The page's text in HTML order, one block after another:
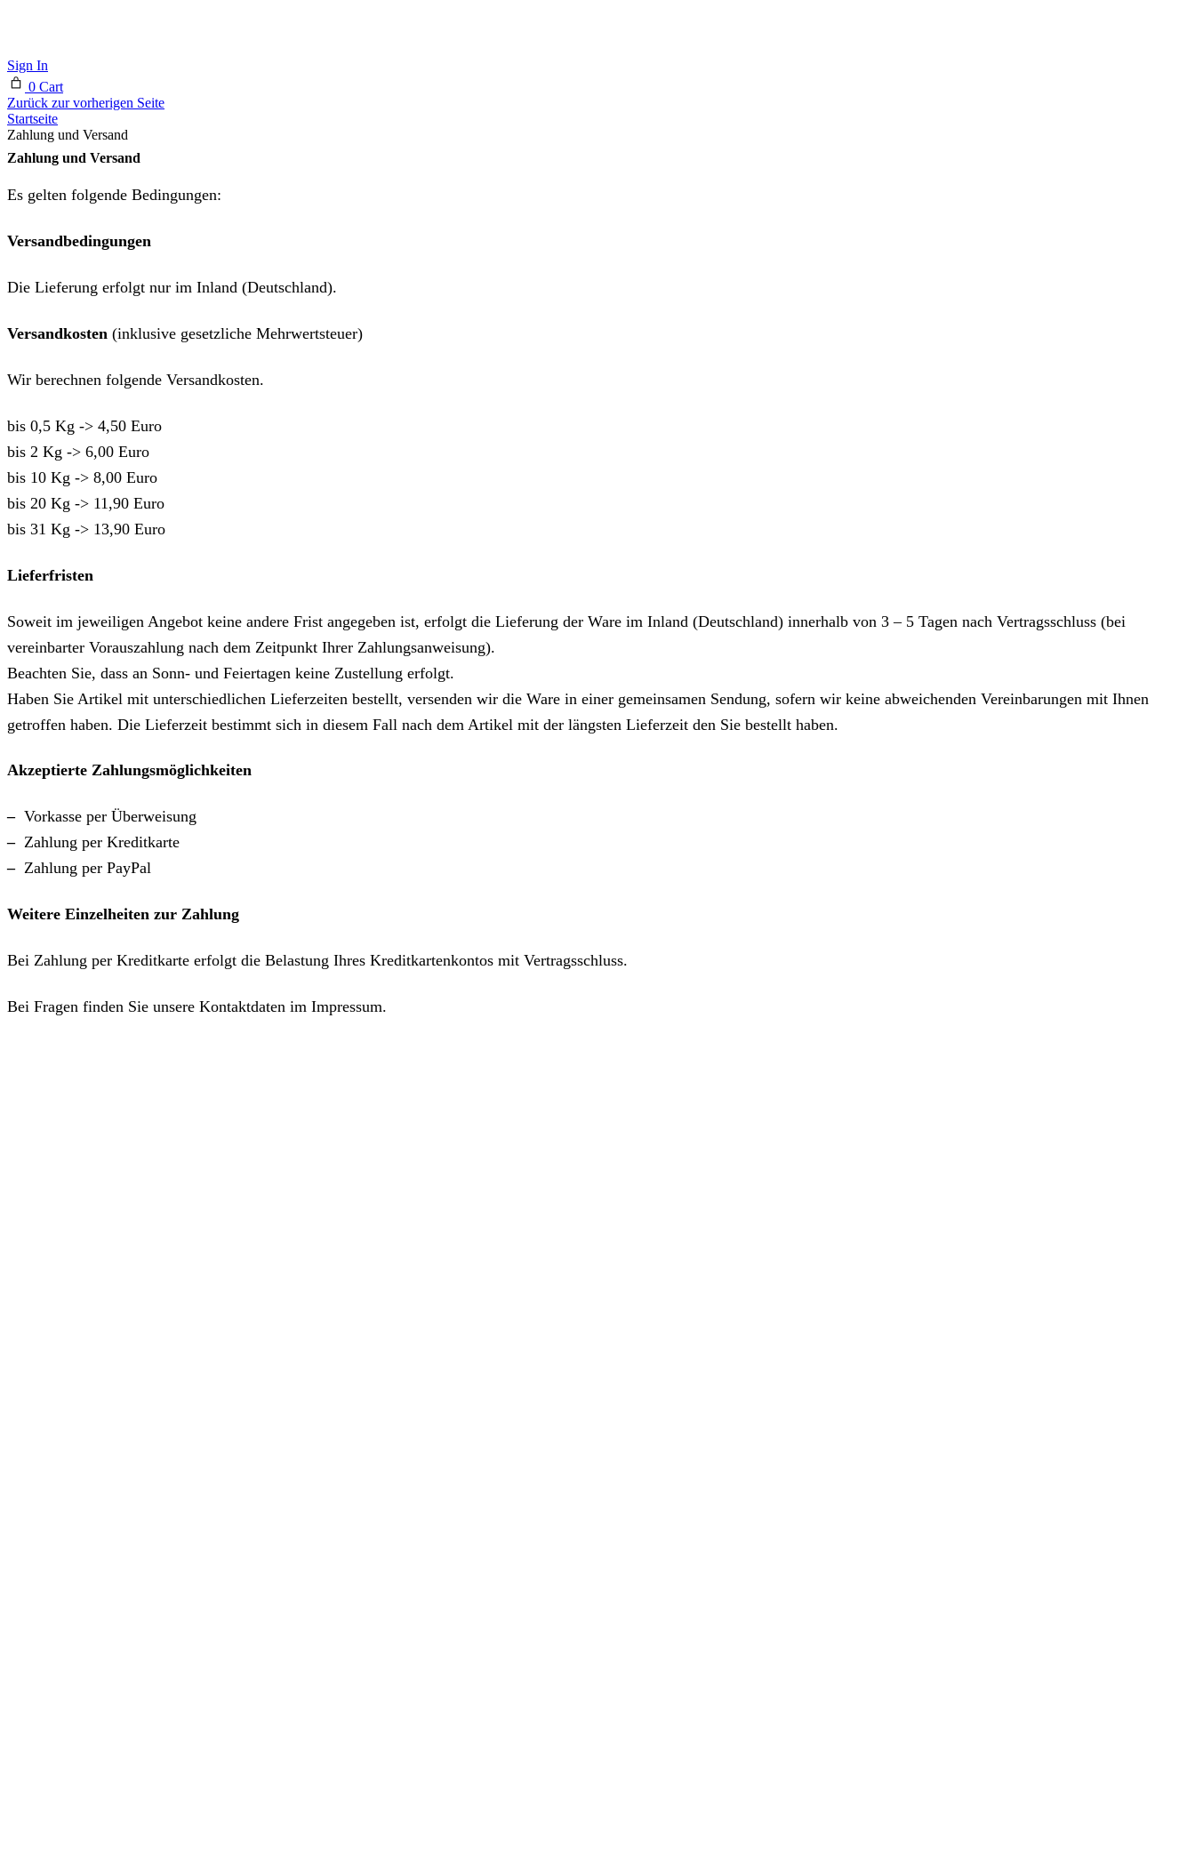
Sign In
0 Cart
Zurück zur vorherigen Seite
Startseite
Zahlung und Versand
Zahlung und Versand
Es gelten folgende Bedingungen:
Versandbedingungen
Die Lieferung erfolgt nur im Inland (Deutschland).
Versandkosten (inklusive gesetzliche Mehrwertsteuer)
Wir berechnen folgende Versandkosten.
bis 0,5 Kg -> 4,50 Euro
bis 2 Kg -> 6,00 Euro
bis 10 Kg -> 8,00 Euro
bis 20 Kg -> 11,90 Euro
bis 31 Kg -> 13,90 Euro
Lieferfristen
Soweit im jeweiligen Angebot keine andere Frist angegeben ist, erfolgt die Lieferung der Ware im Inland (Deutschland) innerhalb von 3 – 5 Tagen nach Vertragsschluss (bei
vereinbarter Vorauszahlung nach dem Zeitpunkt Ihrer Zahlungsanweisung).
Beachten Sie, dass an Sonn- und Feiertagen keine Zustellung erfolgt.
Haben Sie Artikel mit unterschiedlichen Lieferzeiten bestellt, versenden wir die Ware in einer gemeinsamen Sendung, sofern wir keine abweichenden Vereinbarungen mit Ihnen
getroffen haben. Die Lieferzeit bestimmt sich in diesem Fall nach dem Artikel mit der längsten Lieferzeit den Sie bestellt haben.
Akzeptierte Zahlungsmöglichkeiten
– Vorkasse per Überweisung
– Zahlung per Kreditkarte
–Zahlung per PayPal
Weitere Einzelheiten zur Zahlung
Bei Zahlung per Kreditkarte erfolgt die Belastung Ihres Kreditkartenkontos mit Vertragsschluss.
Bei Fragen finden Sie unsere Kontaktdaten im Impressum.